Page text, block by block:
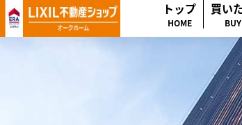
トップ
HOME
買い
BUY